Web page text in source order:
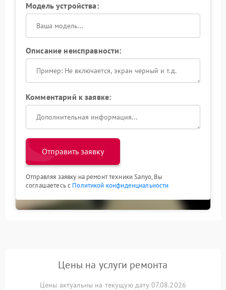
Модель устройства:
Описание неисправности:
Комментарий к заявке:
Отправить заявку
Отправляя заявку на ремонт техники Sanyo, Вы
соглашаетесь с Политикой конфиденциальности
Цены на услуги ремонта
Цены актуальны на текущую дату 07.08.2026